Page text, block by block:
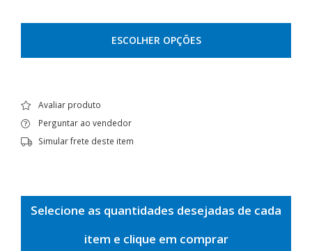
ESCOLHER OPÇÕES
Avaliar produto
Perguntar ao vendedor
Simular frete deste item
Selecione as quantidades desejadas de cada
item e clique em comprar